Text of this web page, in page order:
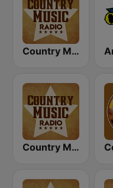
Country Music Radio - 90's Country
Country Music Radio - Easy Country